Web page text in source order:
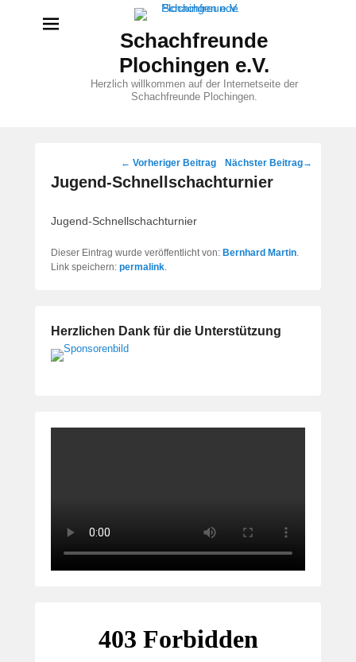
Schachfreunde
Plochingen e.V.
Herzlich willkommen auf der Internetseite der
Schachfreunde Plochingen.
Beitragsnavigation
← Vorheriger Beitrag Nächster Beitrag→
Jugend-Schnellschachturnier
Jugend-Schnellschachturnier
Dieser Eintrag wurde veröffentlicht von: Bernhard Martin.
Link speichern: permalink.
Herzlichen Dank für die Unterstützung